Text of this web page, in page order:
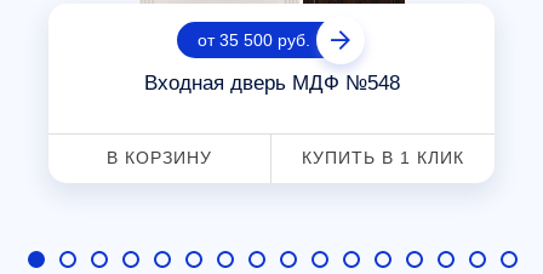
от 35 500 руб.
Входная дверь МДФ №548
В КОРЗИНУ КУПИТЬ В 1 КЛИК